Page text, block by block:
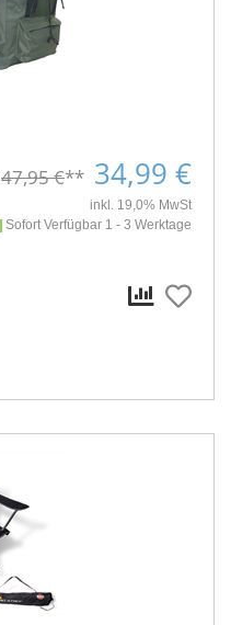
47,95 €** 34,99 €
inkl. 19,0% MwSt
Sofort Verfügbar 1 - 3 Werktage